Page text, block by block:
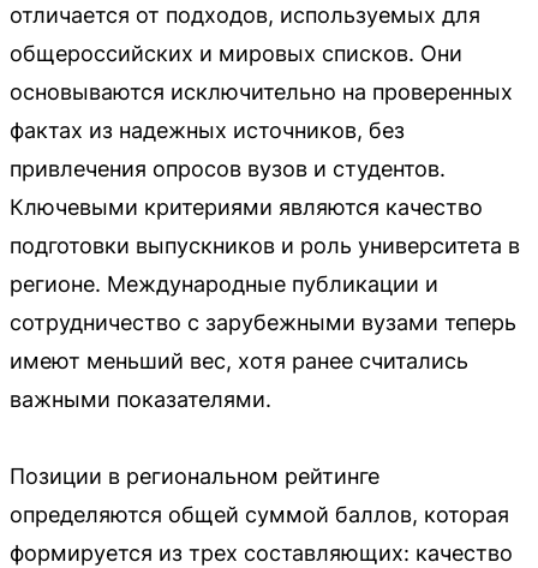
отличается от подходов, используемых для
общероссийских и мировых списков. Они
основываются исключительно на проверенных
фактах из надежных источников, без
привлечения опросов вузов и студентов.
Ключевыми критериями являются качество
подготовки выпускников и роль университета в
регионе. Международные публикации и
сотрудничество с зарубежными вузами теперь
имеют меньший вес, хотя ранее считались
важными показателями.
Позиции в региональном рейтинге
определяются общей суммой баллов, которая
формируется из трех составляющих: качество